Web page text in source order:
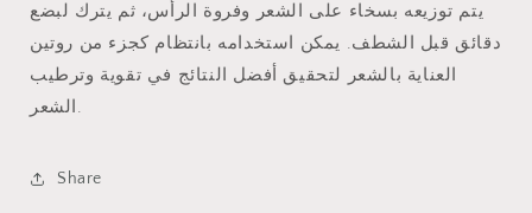
يتم توزيعه بسخاء على الشعر وفروة الرأس، ثم يترك لبضع
دقائق قبل الشطف. يمكن استخدامه بانتظام كجزء من روتين
العناية بالشعر لتحقيق أفضل النتائج في تقوية وترطيب
الشعر.
Share